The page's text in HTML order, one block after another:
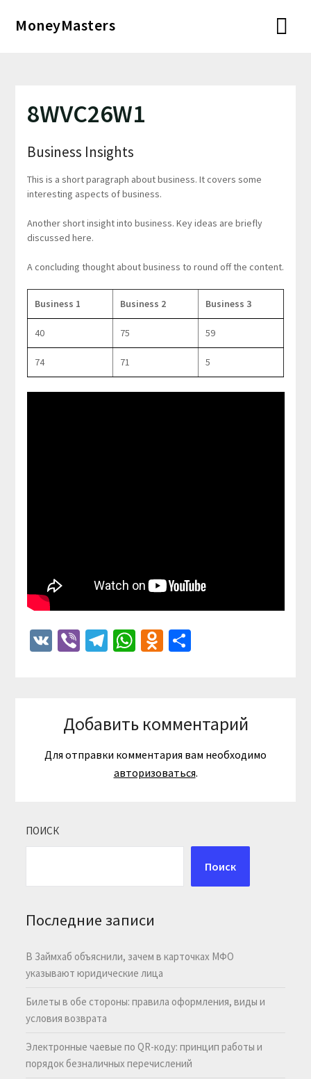
MoneyMasters
8WVC26W1
Business Insights
This is a short paragraph about business. It covers some
interesting aspects of business.
Another short insight into business. Key ideas are briefly
discussed here.
A concluding thought about business to round off the content.
Business 1 Business 2 Business 3
40 75 59
74 71 5
VKViberTelegram
WhatsApp
Odnoklassniki
Отправить
Добавить комментарий
Для отправки комментария вам необходимо
авторизоваться.
ПОИСК
Поиск
Последние записи
В Займхаб объяснили, зачем в карточках МФО
указывают юридические лица
Билеты в обе стороны: правила оформления, виды и
условия возврата
Электронные чаевые по QR-коду: принцип работы и
порядок безналичных перечислений